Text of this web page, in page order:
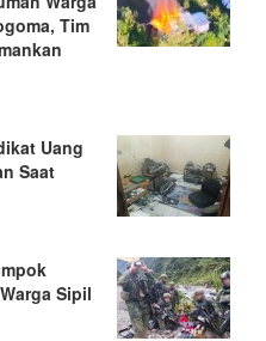
Tim
Uang
Saat
Sipil